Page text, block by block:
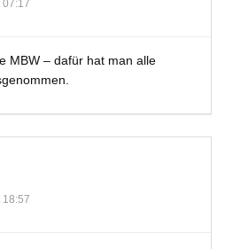
07:17
MBW – dafür hat man alle
18:57